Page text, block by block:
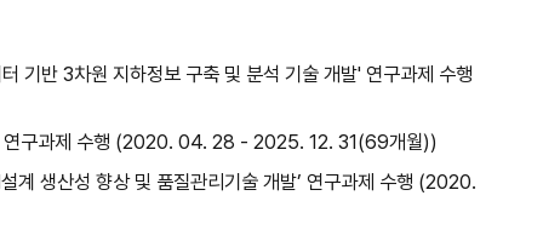
기반 3차원 지하정보 구축 및 분석 기술 개발' 연구과제 수행
’ 연구과제 수행 (2020. 04. 28 - 2025. 12. 31(69개월))
계 생산성 향상 및 품질관리기술 개발’ 연구과제 수행 (2020.